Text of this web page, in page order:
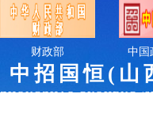
中招国恒(山
ZHONGZHAO GUOHENG
财政部 中国